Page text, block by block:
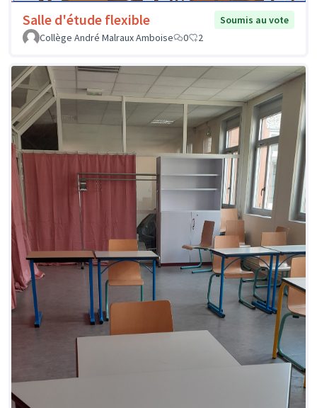
Salle d'étude flexible
Soumis au vote
Collège André Malraux Amboise
0 2